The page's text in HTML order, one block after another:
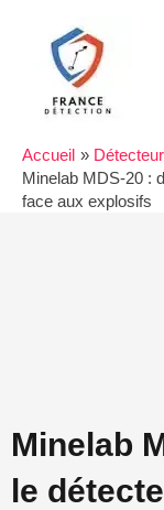
contenu
Accueil
Minelab MDS-20 :
face aux explosifs
Minelab
le